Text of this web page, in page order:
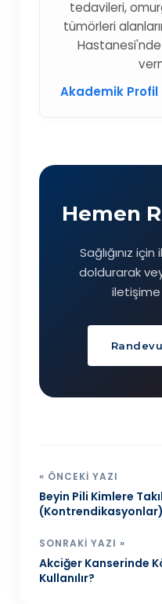
tedavileri,
tümörleri
Akademik Profil
Hemen
Sağlığınız için
doldurarak
iletişime
« ÖNCEKI YAZI
Beyin Pili Kimlere
(Kontrendikasyonlar)
SONRAKI YAZI »
Akciğer Kanserinde
Kullanılır?